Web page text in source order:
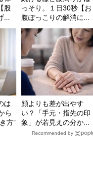
股
っそり。１日30秒【お
腹ぽっこりの解消に...
は
ら
方”
顔よりも差が出やす
い？「手元・指先の印
象」が若見えの分か...
Recommended by